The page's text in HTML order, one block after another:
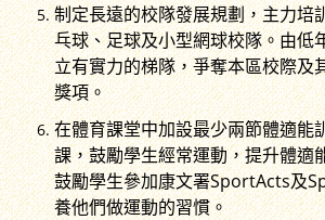
制定長遠的校隊發展規劃，主力培
乓球、足球及小型網球校隊。由低
立有實力的梯隊，爭奪本區校際及
獎項。
在體育課堂中加設最少兩節體適能
課，鼓勵學生經常運動，提升體適
鼓勵學生參加康文署SportActs及
養他們做運動的習慣。